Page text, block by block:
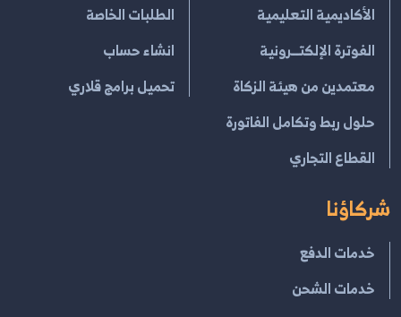
الأكاديمية التعليمية
الفوترة الإلكتــرونية
معتمدين من هيئة الزكاة
حلول ربط وتكامل الفاتورة
القطاع التجاري
الطلبات الخاصة
انشاء حساب
تحميل برامج قلاري
شركاؤنا
خدمات الدفع
خدمات الشحن